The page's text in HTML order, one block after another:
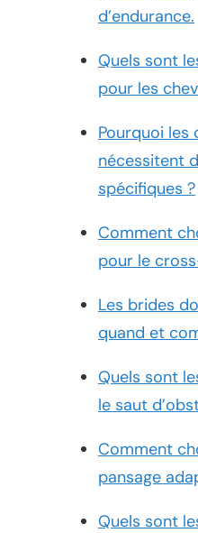
d’endurance.
Quels sont
pour les
Pourquoi les
nécessitent
spécifiques ?
Comment
pour le
Les brides
quand et
Quels sont
le saut
Comment
pansage
Quels sont